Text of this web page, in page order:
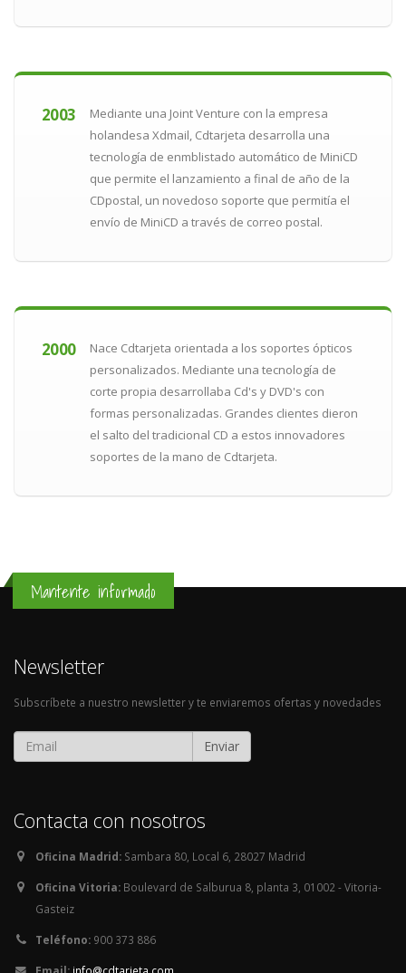
2003
Mediante una Joint Venture con la empresa
holandesa Xdmail, Cdtarjeta desarrolla una
tecnología de enmblistado automático de MiniCD
que permite el lanzamiento a final de año de la
CDpostal, un novedoso soporte que permitía el
envío de MiniCD a través de correo postal.
2000
Nace Cdtarjeta orientada a los soportes ópticos
personalizados. Mediante una tecnología de
corte propia desarrollaba Cd's y DVD's con
formas personalizadas. Grandes clientes dieron
el salto del tradicional CD a estos innovadores
soportes de la mano de Cdtarjeta.
Mantente informado
Newsletter
Subscríbete a nuestro newsletter y te enviaremos ofertas y novedades
Enviar
Contacta con nosotros
Oficina Madrid: Sambara 80, Local 6, 28027 Madrid
Oficina Vitoria: Boulevard de Salburua 8, planta 3, 01002 - Vitoria-
Gasteiz
Teléfono: 900 373 886
Email: info@cdtarjeta.com